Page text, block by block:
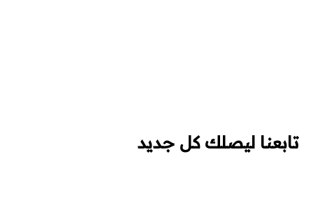
تابعنا ليصلك كل جديد